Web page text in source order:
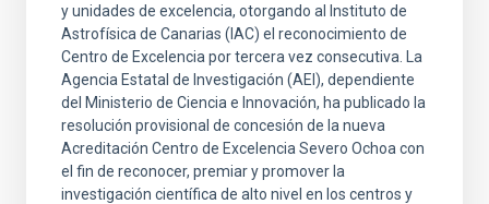
y unidades de excelencia, otorgando al Instituto de
Astrofísica de Canarias (IAC) el reconocimiento de
Centro de Excelencia por tercera vez consecutiva. La
Agencia Estatal de Investigación (AEI), dependiente
del Ministerio de Ciencia e Innovación, ha publicado la
resolución provisional de concesión de la nueva
Acreditación Centro de Excelencia Severo Ochoa con
el fin de reconocer, premiar y promover la
investigación científica de alto nivel en los centros y